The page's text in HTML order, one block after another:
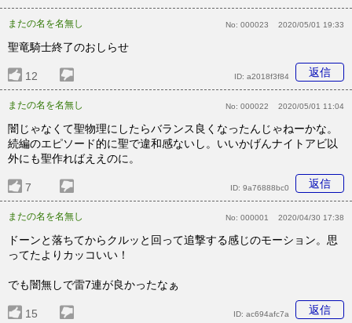
またの名を名無し No: 000023 2020/05/01 19:33
聖竜騎士終了のおしらせ
12 返信
ID: a2018f3f84
またの名を名無し No: 000022 2020/05/01 11:04
闇じゃなくて聖物理にしたらバランス良くなったんじゃねーかな。
続編のエピソード的に聖で違和感ないし。いいかげんナイトアビ以
外にも聖作ればええのに。
7 返信
ID: 9a76888bc0
またの名を名無し No: 000001 2020/04/30 17:38
ドーンと落ちてからクルッと回って追撃する感じのモーション。思
ってたよりカッコいい！
でも闇無しで雷7連が良かったなぁ
15 返信
ID: ac694afc7a